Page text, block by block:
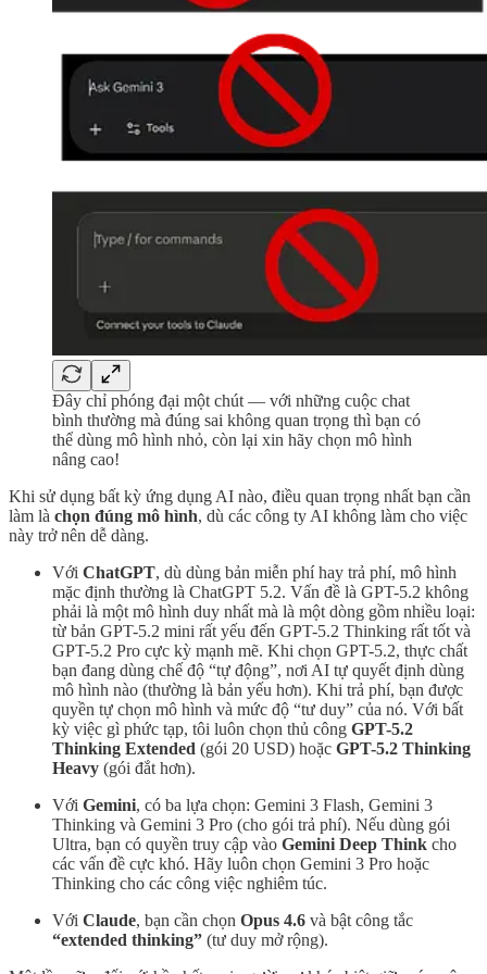
Đây chỉ phóng đại một chút — với những cuộc chat
bình thường mà đúng sai không quan trọng thì bạn có
thể dùng mô hình nhỏ, còn lại xin hãy chọn mô hình
nâng cao!
Khi sử dụng bất kỳ ứng dụng AI nào, điều quan trọng nhất bạn cần
làm là chọn đúng mô hình, dù các công ty AI không làm cho việc
này trở nên dễ dàng.
Với ChatGPT, dù dùng bản miễn phí hay trả phí, mô hình
mặc định thường là ChatGPT 5.2. Vấn đề là GPT-5.2 không
phải là một mô hình duy nhất mà là một dòng gồm nhiều loại:
từ bản GPT-5.2 mini rất yếu đến GPT-5.2 Thinking rất tốt và
GPT-5.2 Pro cực kỳ mạnh mẽ. Khi chọn GPT-5.2, thực chất
bạn đang dùng chế độ “tự động”, nơi AI tự quyết định dùng
mô hình nào (thường là bản yếu hơn). Khi trả phí, bạn được
quyền tự chọn mô hình và mức độ “tư duy” của nó. Với bất
kỳ việc gì phức tạp, tôi luôn chọn thủ công GPT-5.2
Thinking Extended (gói 20 USD) hoặc GPT-5.2 Thinking
Heavy (gói đắt hơn).
Với Gemini, có ba lựa chọn: Gemini 3 Flash, Gemini 3
Thinking và Gemini 3 Pro (cho gói trả phí). Nếu dùng gói
Ultra, bạn có quyền truy cập vào Gemini Deep Think cho
các vấn đề cực khó. Hãy luôn chọn Gemini 3 Pro hoặc
Thinking cho các công việc nghiêm túc.
Với Claude, bạn cần chọn Opus 4.6 và bật công tắc
“extended thinking” (tư duy mở rộng).